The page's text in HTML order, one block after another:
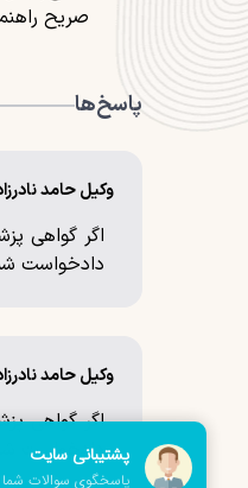
صریح
پاسخ‌ها
وکیل حامد
اگر گواهی
دادخواست
وکیل حامد
اگر گواهی
دادخواست